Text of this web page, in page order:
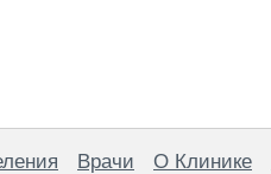
Врачи О Клинике